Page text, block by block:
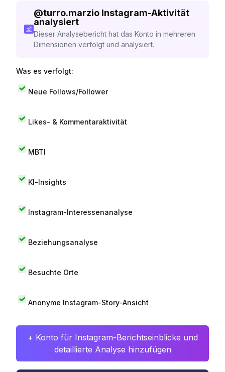
@turro.marzio Instagram-Aktivität
analysiert
Dieser Analysebericht hat das Konto in mehreren
Dimensionen verfolgt und analysiert.
Was es verfolgt:
Neue Follows/Follower
Likes- & Kommentaraktivität
MBTI
KI-Insights
Instagram-Interessenanalyse
Beziehungsanalyse
Besuchte Orte
Anonyme Instagram-Story-Ansicht
+ Konto für Instagram-Berichtseinblicke und
detaillierte Analyse hinzufügen